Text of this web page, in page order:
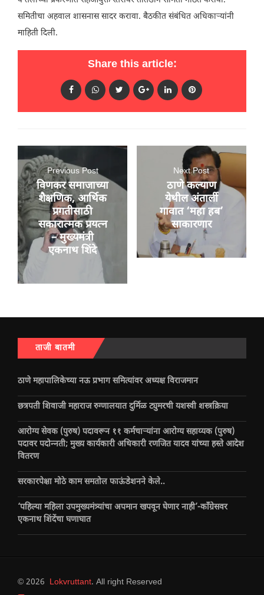
समितीचा अहवाल शासनास सादर करावा. बैठकीत संबंधित अधिकाऱ्यांनी
माहिती दिली.
Share this article:
Previous Post
विणकर समाजाच्या
शैक्षणिक, आर्थिक
प्रगतीसाठी
सकारात्मक प्रयत्न
– मुख्यमंत्री
एकनाथ शिंदे
Next Post
ठाणे कल्याण
येथील अंतार्ली
गावात ‘महा हब’
साकारणार
ताजी बातमी
ठाणे महापालिकेच्या नऊ प्रभाग समित्यांवर अध्यक्ष विराजमान
छत्रपती शिवाजी महाराज रुग्णालयात दुर्मिळ ट्युमरची यशस्वी शस्त्रक्रिया
आरोग्य सेवक (पुरुष) पदावरून ११ कर्मचाऱ्यांना आरोग्य सहाय्यक (पुरुष)
पदावर पदोन्नती; मुख्य कार्यकारी अधिकारी रणजित यादव यांच्या हस्ते आदेश
वितरण
सरकारपेक्षा मोठे काम समतोल फाऊंडेशनने केले..
‘पहिल्या महिला उपमुख्यमंत्र्यांचा अपमान खपवून घेणार नाही’-काँग्रेसवर
एकनाथ शिंदेंचा घणाघात
© 2026 Lokvruttant. All right Reserved